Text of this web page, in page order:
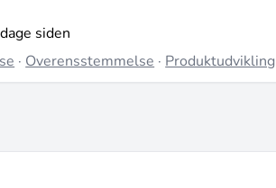
siden
· Overensstemmelse · Produktudvikling